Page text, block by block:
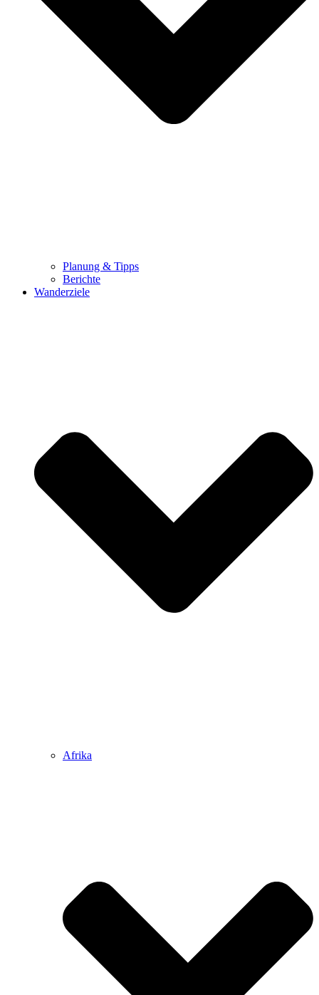
Planung & Tipps
Berichte
Wanderziele
Afrika